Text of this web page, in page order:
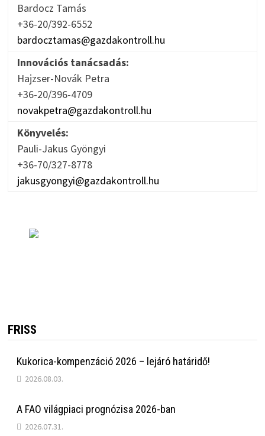
Bardocz Tamás
+36-20/392-6552
bardocztamas@gazdakontroll.hu
Innovációs tanácsadás:
Hajzser-Novák Petra
+36-20/396-4709
novakpetra@gazdakontroll.hu
Könyvelés:
Pauli-Jakus Gyöngyi
+36-70/327-8778
jakusgyongyi@gazdakontroll.hu
FRISS
Kukorica-kompenzáció 2026 – lejáró határidő!
2026.08.03.
A FAO világpiaci prognózisa 2026-ban
2026.07.31.